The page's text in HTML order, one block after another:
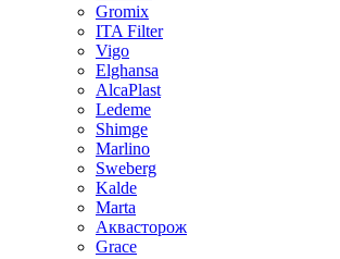
Gromix
ITA Filter
Vigo
Elghansa
AlcaPlast
Ledeme
Shimge
Marlino
Sweberg
Kalde
Marta
Аквасторож
Grace